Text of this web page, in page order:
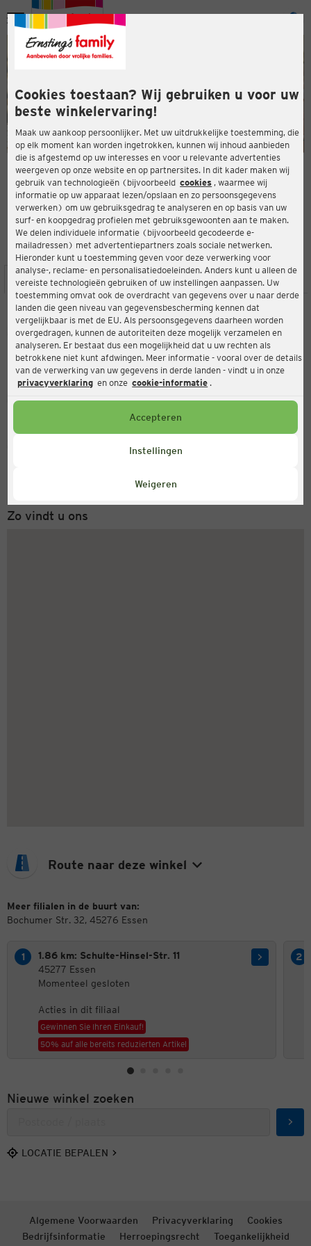
Cookies toestaan? Wij gebruiken u voor uw
beste winkelervaring!
Maak uw aankoop persoonlijker. Met uw uitdrukkelijke toestemming, die
op elk moment kan worden ingetrokken, kunnen wij inhoud aanbieden
die is afgestemd op uw interesses en voor u relevante advertenties
weergeven op onze website en op partnersites. In dit kader maken wij
gebruik van technologieën (bijvoorbeeld cookies , waarmee wij
informatie op uw apparaat lezen/opslaan en zo persoonsgegevens
verwerken) om uw gebruiksgedrag te analyseren en op basis van uw
surf- en koopgedrag profielen met gebruiksgewoonten aan te maken.
We delen individuele informatie (bijvoorbeeld gecodeerde e-
mailadressen) met advertentiepartners zoals sociale netwerken.
Hieronder kunt u toestemming geven voor deze verwerking voor
analyse-, reclame- en personalisatiedoeleinden. Anders kunt u alleen de
vereiste technologieën gebruiken of uw instellingen aanpassen. Uw
toestemming omvat ook de overdracht van gegevens over u naar derde
landen die geen niveau van gegevensbescherming kennen dat
vergelijkbaar is met de EU. Als persoonsgegevens daarheen worden
overgedragen, kunnen de autoriteiten deze mogelijk verzamelen en
analyseren. Er bestaat dus een mogelijkheid dat u uw rechten als
betrokkene niet kunt afdwingen. Meer informatie - vooral over de details
van de verwerking van uw gegevens in derde landen - vindt u in onze
privacyverklaring en onze cookie-informatie .
Accepteren
Instellingen
Weigeren
Menu
ERNSTING'S FAMILY-WINKEL
Bochumer Str. 32
45276 Essen
4,3
Beoordeling:
LOCATIE SERVICES ASSORTIMENT ACTIES
Ernsting's family
Bochumer Str. 32, 45276 Essen
Gesloten
Servicenummer
Maandag tot vrijdag 8-18 uur
Zo vindt u ons
Route naar deze winkel
Meer filialen in de buurt van:
Bochumer Str. 32, 45276 Essen
1.86 km: Schulte-Hinsel-Str. 11
45277 Essen
Momenteel gesloten
Acties in dit filiaal
Gewinnen Sie Ihren Einkauf!
50% auf alle bereits reduzierten Artikel
Nieuwe winkel zoeken
LOCATIE BEPALEN
Algemene Voorwaarden Privacyverklaring
Cookies
Bedrijfsinformatie
Herroepingsrecht Toegankelijkheid